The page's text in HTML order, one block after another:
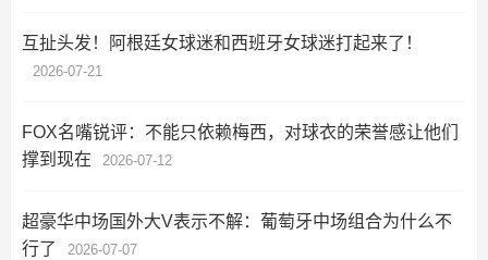
互扯头发！阿根廷女球迷和西班牙女球迷打起来了！
2026-07-21
FOX名嘴锐评：不能只依赖梅西，对球衣的荣誉感让他们
撑到现在
2026-07-12
超豪华中场国外大V表示不解：葡萄牙中场组合为什么不
行了
2026-07-07